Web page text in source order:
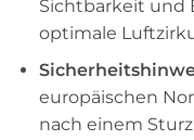
Sichtbarkeit und
optimale
europäischen
nach einem